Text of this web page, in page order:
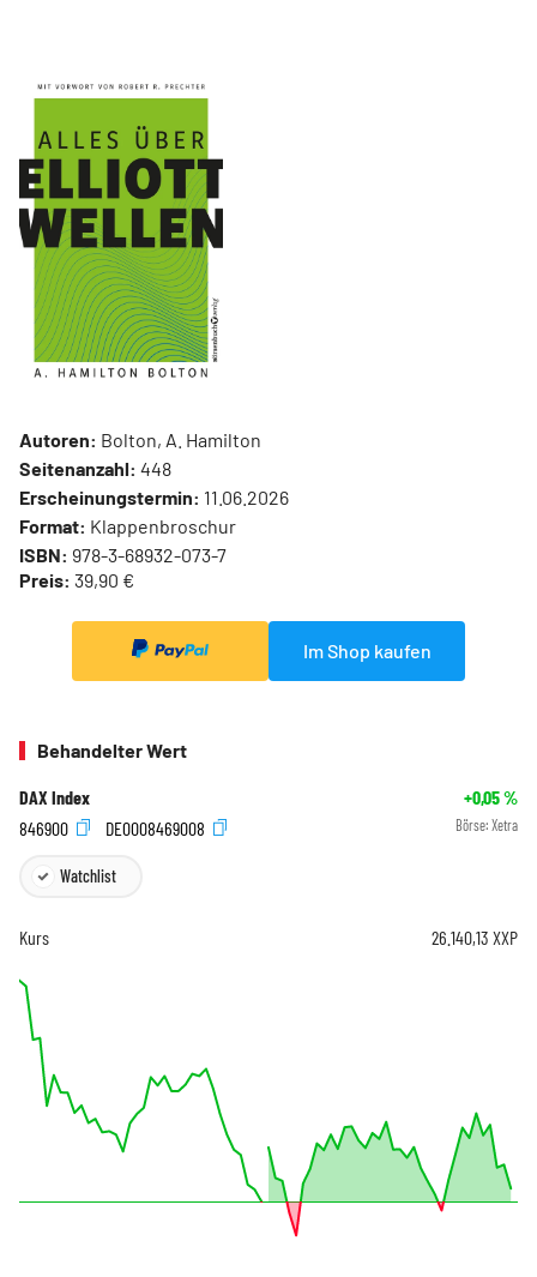
Autoren: Bolton, A. Hamilton
Seitenanzahl: 448
Erscheinungstermin: 11.06.2026
Format: Klappenbroschur
ISBN: 978-3-68932-073-7
Preis: 39,90 €
Im Shop kaufen
Behandelter Wert
DAX Index +0,05%
846900
DE0008469008 Börse: Xetra
Watchlist
Kurs 26.140,13 XXP